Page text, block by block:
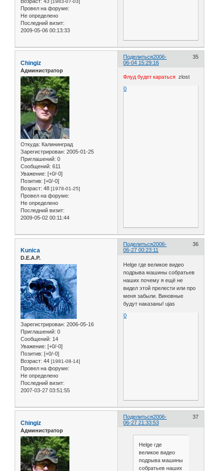
[1983-07-03]
Провел на форуме:
Не определено
Последний визит:
2009-05-06 00:13:33
Поделиться 35
2006-
06-04 15:29:16
Chingiz
Администратор
Откуда: Калининград
Зарегистрирован: 2005-01-25
Приглашений: 0
Сообщений: 611
Уважение: [+0/-0]
Позитив: [+0/-0]
Возраст: 48 [1978-01-25]
Провел на форуме:
Не определено
Последний визит:
2009-05-02 00:11:44
Флуд будет караться zlost
0
Поделиться 36
2006-
06-27 00:23:11
Kunica
D.E.A.P.
Зарегистрирован: 2006-05-16
Приглашений: 0
Сообщений: 14
Уважение: [+0/-0]
Позитив: [+0/-0]
Возраст: 44 [1981-08-14]
Провел на форуме:
Не определено
Последний визит:
2007-03-27 03:51:55
Helge где великое видео
подрыва машины собратьев
наших почему я ещё не
видел этой прелести или про
меня забыли. Виновные
будут наказаны! ujas
0
Поделиться 37
2006-
06-27 21:33:53
Chingiz
Администратор
Helge где
великое видео
подрыва машины
собратьев наших